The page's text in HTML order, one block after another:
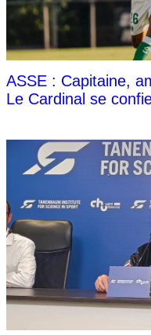
ASSE : Capitaine,
Le Cardinal se